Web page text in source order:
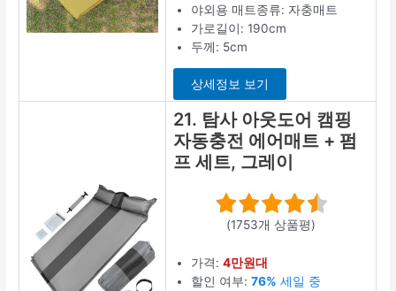
야외용 매트종류: 자충매트
가로길이: 190cm
두께: 5cm
상세정보 보기
21. 탐사 아웃도어 캠핑
자동충전 에어매트 + 펌
프 세트, 그레이
(1753개 상품평)
가격:4만원대
할인 여부:76% 세일 중